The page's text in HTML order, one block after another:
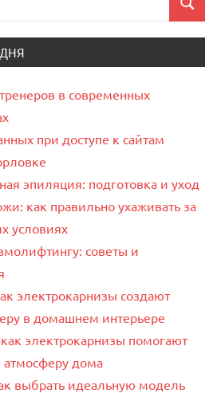
Поиск
в современных
при доступе к сайтам
эпиляция: подготовка и уход
как правильно ухаживать за
условиях
советы и
электрокарнизы создают
в домашнем интерьере
как электрокарнизы помогают
атмосферу дома
выбрать идеальную модель